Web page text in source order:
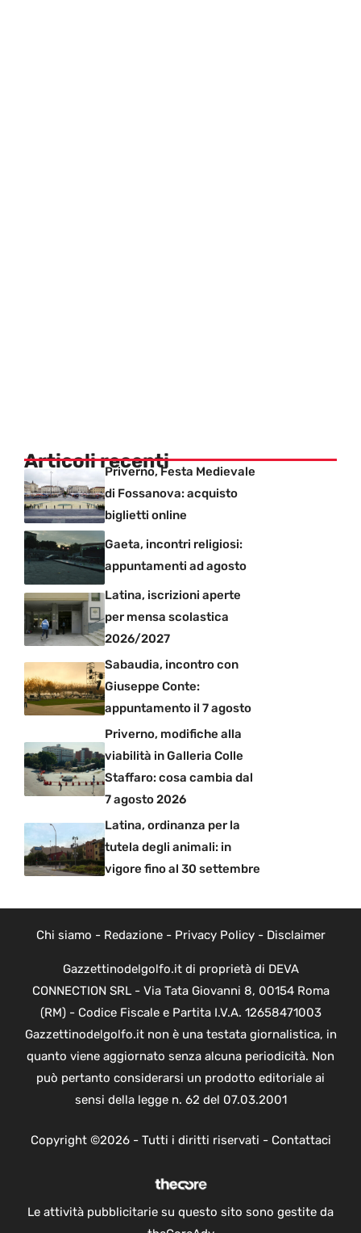
Articoli recentiPriverno, Festa Medievale
di Fossanova: acquisto
biglietti online
Gaeta, incontri religiosi:
appuntamenti ad agosto
Latina, iscrizioni aperte
per mensa scolastica
2026/2027
Sabaudia, incontro con
Giuseppe Conte:
appuntamento il 7 agosto
Priverno, modifiche alla
viabilità in Galleria Colle
Staffaro: cosa cambia dal
7 agosto 2026
Latina, ordinanza per la
tutela degli animali: in
vigore fino al 30 settembre
Chi siamo - Redazione- Privacy Policy- Disclaimer
Gazzettinodelgolfo.it di proprietà di DEVA
CONNECTION SRL - Via Tata Giovanni 8, 00154 Roma
(RM) - Codice Fiscale e Partita I.V.A. 12658471003
Gazzettinodelgolfo.it non è una testata giornalistica, in
quanto viene aggiornato senza alcuna periodicità. Non
può pertanto considerarsi un prodotto editoriale ai
sensi della legge n. 62 del 07.03.2001
Copyright ©2026 - Tutti i diritti riservati - Contattaci
Le attività pubblicitarie su questo sito sono gestite da